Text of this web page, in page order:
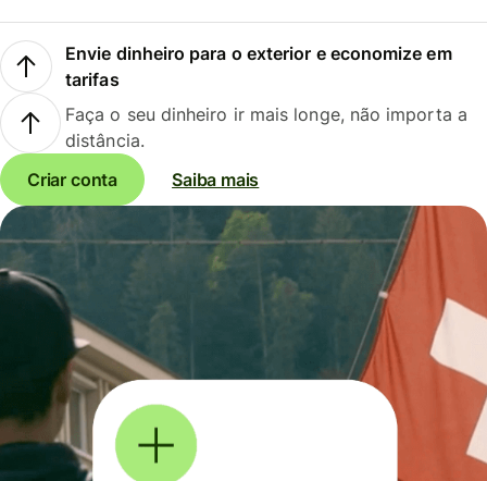
Envie dinheiro para o exterior e economize em
tarifas
Faça o seu dinheiro ir mais longe, não importa a
distância.
Criar conta
Saiba mais